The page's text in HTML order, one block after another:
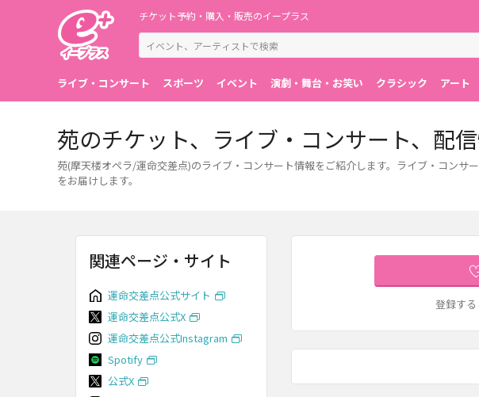
チケット予約・購入・販売のイープラス
ライブ・コンサート スポーツ イベント 演劇・舞台・お笑い クラシック アート
苑のチケット、ライブ・コンサート、配
苑(摩天楼オペラ/運命交差点)のライブ・コンサート情報をご紹介します。ライブ・コンサ
をお届けします。
登録す
関連ページ・サイト
運命交差点公式サイト
運命交差点公式X
運命交差点公式Instagram
Spotify
公式X